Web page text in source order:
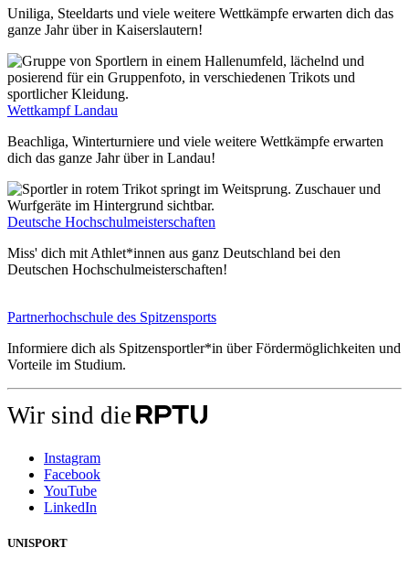
Uniliga, Steeldarts und viele weitere Wettkämpfe erwarten dich das
ganze Jahr über in Kaiserslautern!
Wettkampf Landau
Beachliga, Winterturniere und viele weitere Wettkämpfe erwarten
dich das ganze Jahr über in Landau!
Deutsche Hochschulmeisterschaften
Miss' dich mit Athlet*innen aus ganz Deutschland bei den
Deutschen Hochschulmeisterschaften!
Partnerhochschule des Spitzensports
Informiere dich als Spitzensportler*in über Fördermöglichkeiten und
Vorteile im Studium.
Wir sind die
Instagram
Facebook
YouTube
LinkedIn
UNISPORT